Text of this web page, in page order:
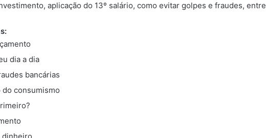
aplicação do 13º salário, como evitar golpes e fraudes, entre
dia a dia
bancárias
consumismo